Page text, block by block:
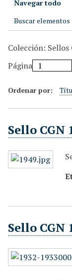
Navegar todo
Buscar elementos
Colección:
Página
Ordenar por:
Sello CGN
Sello CGN